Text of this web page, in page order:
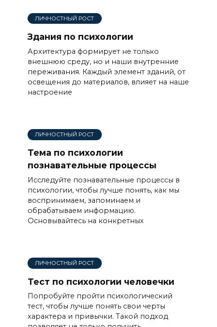
ЛИЧНОСТНЫЙ РОСТ
Здания по психологии
Архитектура формирует не только
внешнюю среду, но и наши внутренние
переживания. Каждый элемент зданий, от
освещения до материалов, влияет на наше
настроение
ЛИЧНОСТНЫЙ РОСТ
Тема по психологии
познавательные процессы
Исследуйте познавательные процессы в
психологии, чтобы лучше понять, как мы
воспринимаем, запоминаем и
обрабатываем информацию.
Основывайтесь на конкретных
ЛИЧНОСТНЫЙ РОСТ
Тест по психологии человечки
Попробуйте пройти психологический
тест, чтобы лучше понять свои черты
характера и привычки. Такой подход